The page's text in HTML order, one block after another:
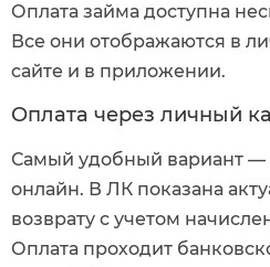
Оплата займа доступна
Все они отображаются в
сайте и в приложении.
Оплата через личный
Самый удобный вариант —
онлайн. В ЛК показана
возврату с учетом
Оплата проходит